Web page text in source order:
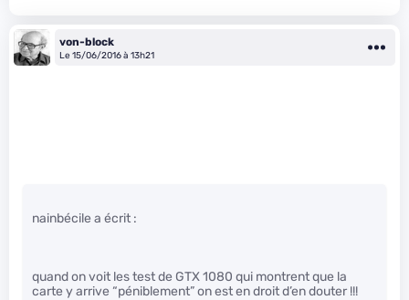
von-block
Le 15/06/2016 à 13h21
nainbécile a écrit :
quand on voit les test de GTX 1080 qui montrent que la
carte y arrive “péniblement” on est en droit d’en douter !!!